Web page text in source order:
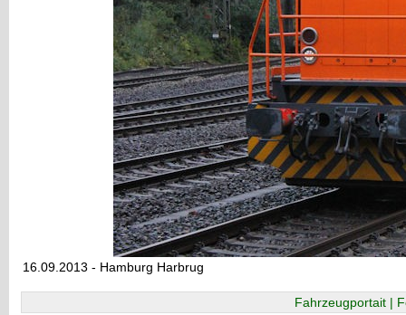
16.09.2013 - Hamburg Harbrug
Fahrzeugportait |